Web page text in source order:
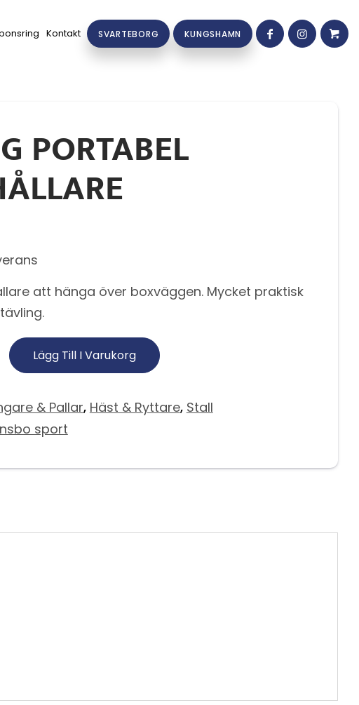
Kontakt SVARTEBORG KUNGSHAMN
PORTABEL
att hänga över boxväggen. Mycket praktisk
Lägg Till I Varukorg
& Pallar, Häst & Ryttare, Stall
sport